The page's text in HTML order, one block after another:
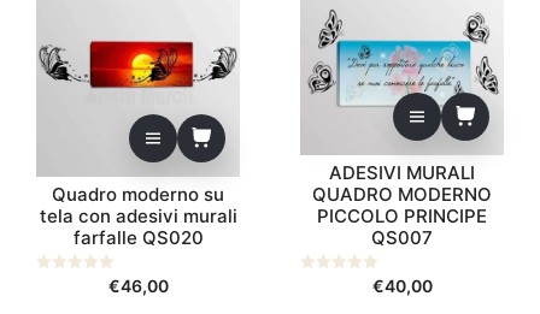
Quadro moderno su
tela con adesivi murali
farfalle QS020
€46,00
ADESIVI MURALI
QUADRO MODERNO
PICCOLO PRINCIPE
QS007
€40,00